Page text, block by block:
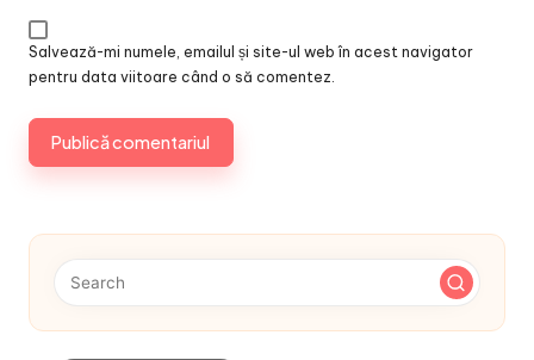
Salvează-mi numele, emailul și site-ul web în acest navigator
pentru data viitoare când o să comentez.